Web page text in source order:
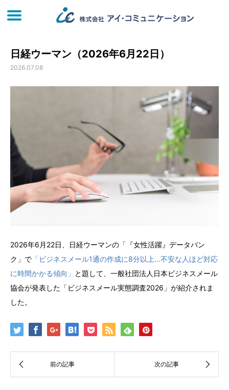
日経ウーマン（2026年6月22日）
2026.07.08
2026年6月22日、日経ウーマンの「『女性活躍』データバン
ク」で 「ビジネスメール1通の作成に8分以上…不安な人ほど対応
に時間かかる傾向」 と題して、一般社団法人日本ビジネスメール
協会が発表した「ビジネスメール実態調査2026」が紹介されま
した。